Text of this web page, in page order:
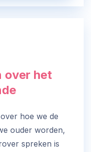
over het
hoe we de
ouder worden,
spreken is